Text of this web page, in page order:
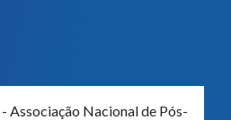
Associação Nacional de Pós-